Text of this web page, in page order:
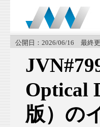
公開日：2026/06/16 最終
Optical
版）の